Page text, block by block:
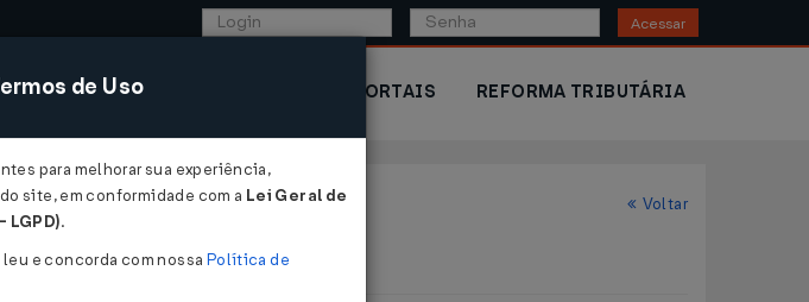
Acessar
COMÉRCIO EXTERIOR PORTAIS REFORMA TRIBUTÁRIA
Voltar
de Uso
para melhorar sua experiência,
site, em conformidade com a Lei Geral de
LGPD).
e concorda com nossa Política de